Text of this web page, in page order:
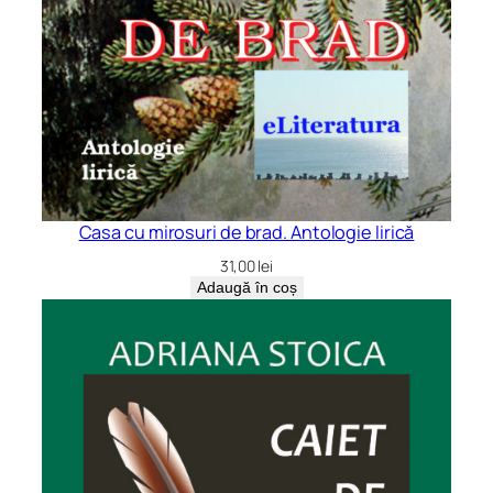
Casa cu mirosuri de brad. Antologie lirică
31,00lei
Adaugă în coș